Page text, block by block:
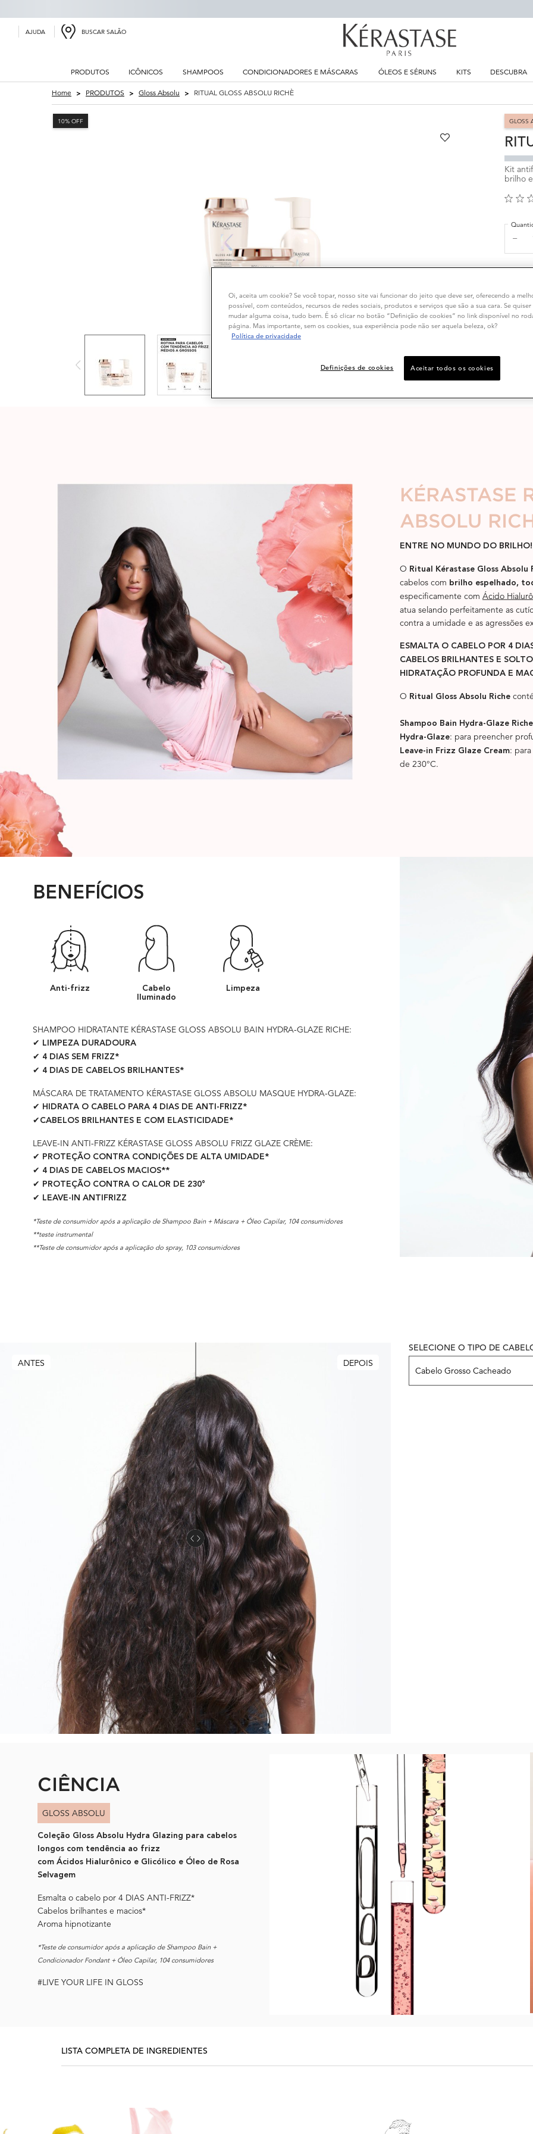
AJUDA BUSCAR SALÃO
PRODUTOS ICÔNICOS SHAMPOOS CONDICIONADORES E MÁSCARAS ÓLEOS E SÉRUNS KITS DESCUBRA
Home PRODUTOS Gloss Absolu RITUAL GLOSS ABSOLU RICHÈ
GLOSS
Kit
brilho
10% OFF
−
KÉRASTASE
ABSOLU
ENTRE NO MUNDO DO BRILHO!
O Ritual Kérastase Gloss Absolu
cabelos com brilho espelhado,
especificamente com Ácido
atua selando perfeitamente as
contra a umidade e as agressões
ESMALTA O CABELO POR 4
CABELOS BRILHANTES E
HIDRATAÇÃO PROFUNDA E
O Ritual Gloss Absolu Riche
Shampoo Bain Hydra-Glaze Riche
Hydra-Glaze: para preencher
Leave-in Frizz Glaze Cream:
de 230°C.
BENEFÍCIOS
Anti-frizz
Cabelo
Iluminado
Limpeza
SHAMPOO HIDRATANTE KÉRASTASE GLOSS ABSOLU BAIN HYDRA-GLAZE RICHE:
✔ LIMPEZA DURADOURA
✔ 4 DIAS SEM FRIZZ*
✔ 4 DIAS DE CABELOS BRILHANTES*
MÁSCARA DE TRATAMENTO KÉRASTASE GLOSS ABSOLU MASQUE HYDRA-GLAZE:
✔ HIDRATA O CABELO PARA 4 DIAS DE ANTI-FRIZZ*
✔CABELOS BRILHANTES E COM ELASTICIDADE*
LEAVE-IN ANTI-FRIZZ KÉRASTASE GLOSS ABSOLU FRIZZ GLAZE CRÈME:
✔ PROTEÇÃO CONTRA CONDIÇÕES DE ALTA UMIDADE*
✔ 4 DIAS DE CABELOS MACIOS**
✔ PROTEÇÃO CONTRA O CALOR DE 230°
✔ LEAVE-IN ANTIFRIZZ
*Teste de consumidor após a aplicação de Shampoo Bain + Máscara + Óleo Capilar, 104 consumidores
**teste instrumental
**Teste de consumidor após a aplicação do spray, 103 consumidores
DEPOIS
ANTES
SELECIONE O TIPO DE
Cabelo Grosso Cacheado
CIÊNCIA
GLOSS ABSOLU
Coleção Gloss Absolu Hydra Glazing para cabelos
longos com tendência ao frizz
com Ácidos Hialurônico e Glicólico e Óleo de Rosa
Selvagem
Esmalta o cabelo por 4 DIAS ANTI-FRIZZ*
Cabelos brilhantes e macios*
Aroma hipnotizante
*Teste de consumidor após a aplicação de Shampoo Bain +
Condicionador Fondant + Óleo Capilar, 104 consumidores
#LIVE YOUR LIFE IN GLOSS
LISTA COMPLETA DE INGREDIENTES
Oi, aceita um cookie? Se você topar, nosso site vai funcionar do jeito que deve ser, oferecendo a
possível, com conteúdos, recursos de redes sociais, produtos e serviços que são a sua cara. Se
mudar alguma coisa, tudo bem. É só clicar no botão “Definição de cookies” no link disponível no
página. Mas importante, sem os cookies, sua experiência pode não ser aquela beleza, ok?
Política de privacidade
Definições de cookies Aceitar todos os cookies